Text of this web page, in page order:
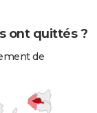
ont quittés ?
de